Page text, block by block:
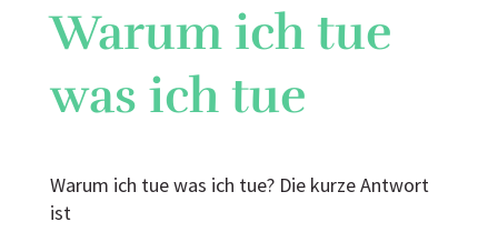
Warum ich tue
was ich tue
Warum ich tue was ich tue? Die kurze Antwort
ist